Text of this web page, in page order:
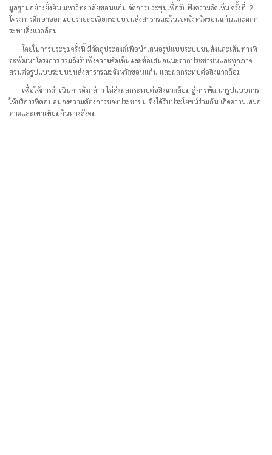
มูลฐานอย่างยั่งยืน มหาวิทยาลัยขอนแก่น จัดการประชุมเพื่อรับฟังความคิดเห็น ครั้งที่ 2
โครงการศึกษาออกแบบรายละเอียดระบบขนส่งสาธารณะในเขตจังหวัดขอนแก่นและผลก
ระทบสิ่งแวดล้อม
โดยในการประชุมครั้งนี้ มีวัตถุประสงค์เพื่อนำเสนอรูปแบบระบบขนส่งและเส้นทางที่
จะพัฒนาโครงการ รวมถึงรับฟังความคิดเห็นและข้อเสนอแนะจากประชาชนและทุกภาค
ส่วนต่อรูปแบบระบบขนส่งสาธารณะจังหวัดขอนแก่น และผลกระทบต่อสิ่งแวดล้อม
เพื่อให้การดำเนินการดังกล่าว ไม่ส่งผลกระทบต่อสิ่งแวดล้อม สู่การพัฒนารูปแบบการ
ให้บริการที่ตอบสนองความต้องการของประชาชน ซึ่งได้รับประโยชน์ร่วมกัน เกิดความเสมอ
ภาคและเท่าเทียมกันทางสังคม